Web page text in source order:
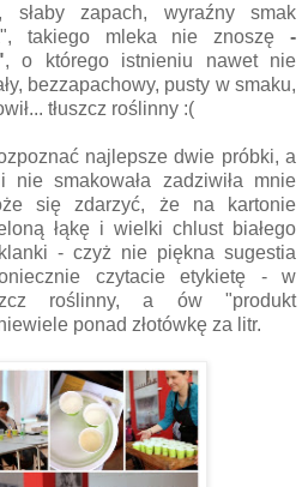
słaby zapach, wyraźny smak
takiego mleka nie znoszę -
, o którego istnieniu nawet nie
bezzapachowy, pusty w smaku,
tłuszcz roślinny :(
najlepsze dwie próbki, a
smakowała zadziwiła mnie
się zdarzyć, że na kartonie
łąkę i wielki chlust białego
- czyż nie piękna sugestia
czytacie etykietę - w
roślinny, a ów "produkt
ponad złotówkę za litr.